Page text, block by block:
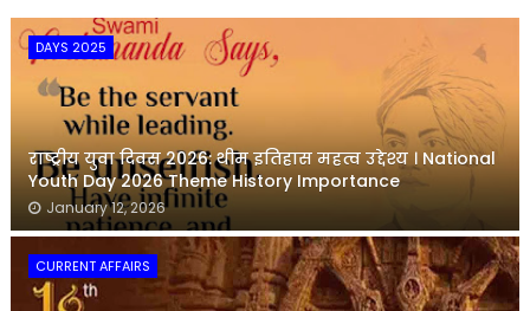
DAYS 2025
राष्ट्रीय युवा दिवस 2026: थीम इतिहास महत्व उद्देश्य । National
Youth Day 2026 Theme History Importance
January 12, 2026
CURRENT AFFAIRS